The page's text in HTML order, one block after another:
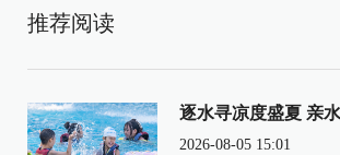
推荐阅读
逐水寻凉度盛夏 亲
2026-08-05 15:01